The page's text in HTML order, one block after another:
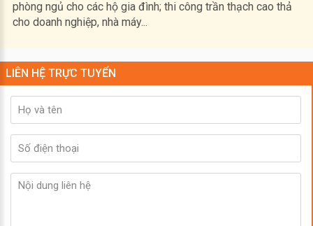
phòng ngủ cho các hộ gia đình; thi công trần thạch cao thả
cho doanh nghiệp, nhà máy...
LIÊN HỆ TRỰC TUYẾN